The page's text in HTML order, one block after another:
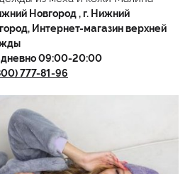
Новгород, г. Нижний
Интернет-магазин верхней
09:00-20:00
777-81-96